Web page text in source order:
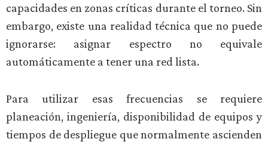
capacidades en zonas críticas durante el torneo. Sin
embargo, existe una realidad técnica que no puede
ignorarse: asignar espectro no equivale
automáticamente a tener una red lista.
Para utilizar esas frecuencias se requiere
planeación, ingeniería, disponibilidad de equipos y
tiempos de despliegue que normalmente ascienden